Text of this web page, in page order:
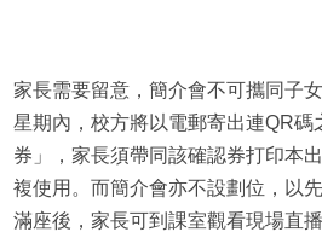
家長需要留意，簡介會不可攜同子
星期內，校方將以電郵寄出連QR碼
券」，家長須帶同該確認券打印本
複使用。而簡介會亦不設劃位，以
滿座後，家長可到課室觀看現場直播